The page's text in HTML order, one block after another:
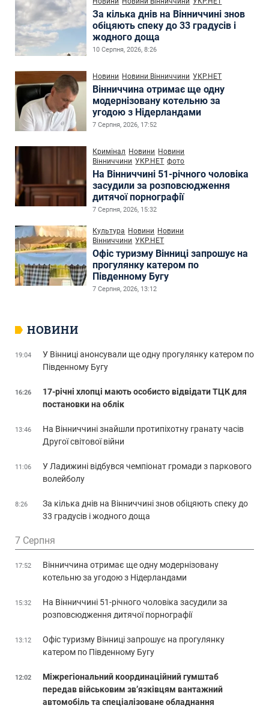
За кілька днів на Вінниччині знов
обіцяють спеку до 33 градусів і
жодного доща
10 Серпня, 2026, 8:26
Новини Новини Вінниччини УКР.НЕТ
Вінниччина отримає ще одну
модернізовану котельню за
угодою з Нідерландами
7 Серпня, 2026, 17:52
Кримінал Новини Новини
Вінниччини УКР.НЕТ фото
На Вінниччині 51-річного чоловіка
засудили за розповсюдження
дитячої порнографії
7 Серпня, 2026, 15:32
Культура Новини Новини
Вінниччини УКР.НЕТ
Офіс туризму Вінниці запрошує на
прогулянку катером по
Південному Бугу
7 Серпня, 2026, 13:12
НОВИНИ
19:04
У Вінниці анонсували ще одну прогулянку катером по
Південному Бугу
16:26
17-річні хлопці мають особисто відвідати ТЦК для
постановки на облік
13:46
На Вінниччині знайшли протипіхотну гранату часів
Другої світової війни
11:06
У Ладижині відбувся чемпіонат громади з паркового
волейболу
8:26
За кілька днів на Вінниччині знов обіцяють спеку до
33 градусів і жодного доща
7 Серпня
17:52
Вінниччина отримає ще одну модернізовану
котельню за угодою з Нідерландами
15:32
На Вінниччині 51-річного чоловіка засудили за
розповсюдження дитячої порнографії
13:12
Офіс туризму Вінниці запрошує на прогулянку
катером по Південному Бугу
12:02
Міжрегіональний координаційний гумштаб
передав військовим зв’язківцям вантажний
автомобіль та спеціалізоване обладнання